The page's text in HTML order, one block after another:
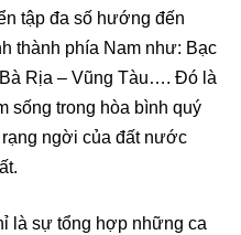
tập đa số hướng đến
thành phía Nam như: Bạc
Rịa – Vũng Tàu…. Đó là
sống trong hòa bình quý
ngời của đất nước
là sự tổng hợp những ca